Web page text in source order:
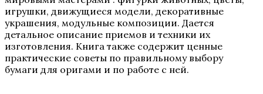
игрушки, движущиеся модели, декоративные
украшения, модульные композиции. Дается
детальное описание приемов и техники их
изготовления. Книга также содержит ценные
практические советы по правильному выбору
бумаги для оригами и по работе с ней.